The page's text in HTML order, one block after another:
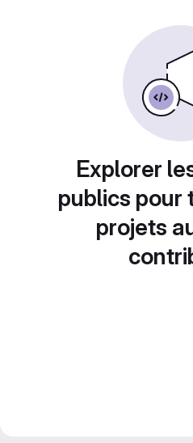
Explorer
publics pour
projets